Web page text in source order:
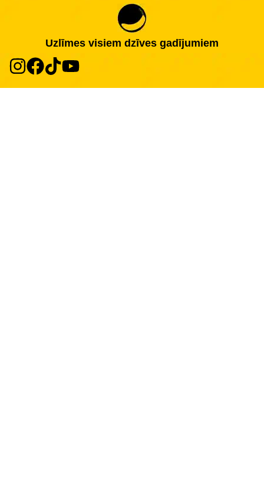
Uzlīmes visiem dzīves gadījumiem